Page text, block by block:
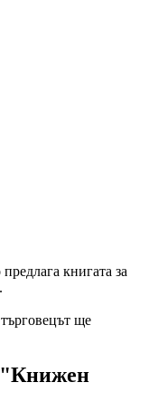
книгата за
ще
"Книжен